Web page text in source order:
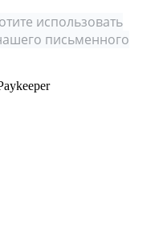
использовать
письменного